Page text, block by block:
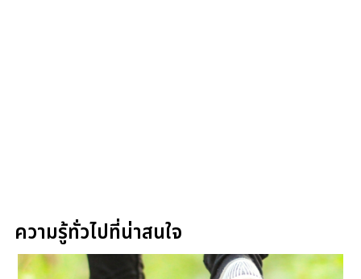
ความรู้ทั่วไปที่น่าสนใจ